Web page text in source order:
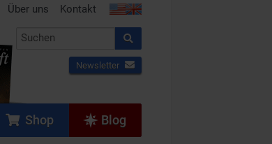
Über uns Kontakt
Newsletter
Shop Blog